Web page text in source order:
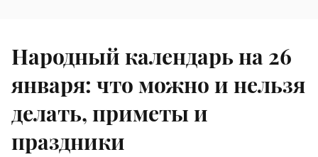
Народный календарь на 26
января: что можно и нельзя
делать, приметы и
праздники